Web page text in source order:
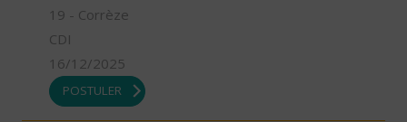
19 - Corrèze
CDI
16/12/2025
POSTULER